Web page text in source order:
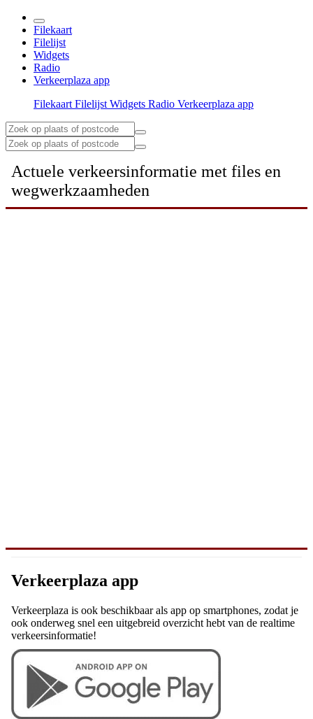
Filekaart
Filelijst
Widgets
Radio
Verkeerplaza app
Filekaart Filelijst Widgets Radio Verkeerplaza app
Actuele verkeersinformatie met files en
wegwerkzaamheden
Verkeerplaza app
Verkeerplaza is ook beschikbaar als app op smartphones, zodat je
ook onderweg snel een uitgebreid overzicht hebt van de realtime
verkeersinformatie!